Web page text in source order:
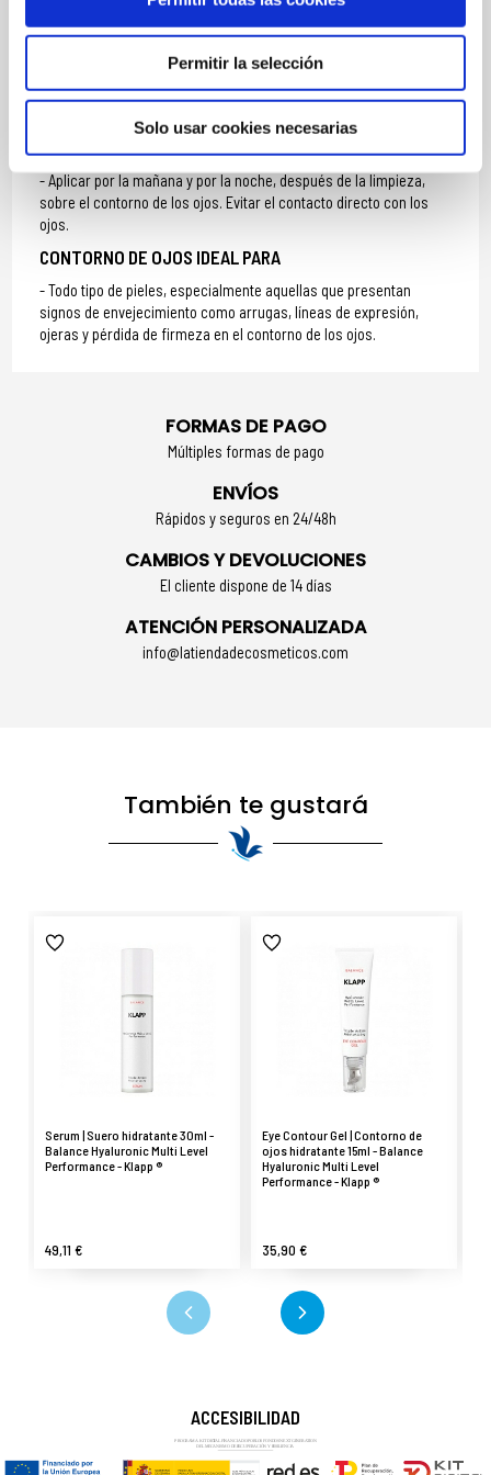
Permitir la selección
Solo usar cookies necesarias
MÁS INFORMACIÓN
Aplicar por la mañana y por la noche, después de la limpieza,
sobre el contorno de los ojos. Evitar el contacto directo con los
ojos.
CONTORNO DE OJOS IDEAL PARA
Todo tipo de pieles, especialmente aquellas que presentan
signos de envejecimiento como arrugas, líneas de expresión,
ojeras y pérdida de firmeza en el contorno de los ojos.
FORMAS DE PAGO
Múltiples formas de pago
ENVÍOS
Rápidos y seguros en 24/48h
CAMBIOS Y DEVOLUCIONES
El cliente dispone de 14 días
ATENCIÓN PERSONALIZADA
info@latiendadecosmeticos.com
También te gustará
Serum | Suero hidratante 30ml -
Balance Hyaluronic Multi Level
Performance - Klapp ®
49,11 €
Eye Contour Gel | Contorno de
ojos hidratante 15ml - Balance
Hyaluronic Multi Level
Performance - Klapp ®
35,90 €
ACCESIBILIDAD